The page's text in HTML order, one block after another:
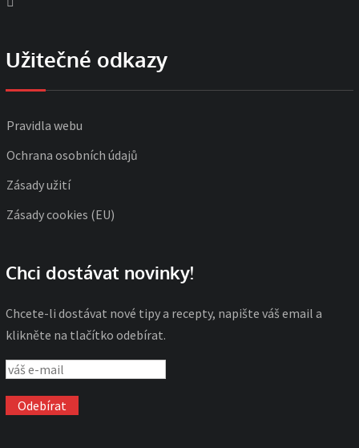
Užitečné odkazy
Pravidla webu
Ochrana osobních údajů
Zásady užití
Zásady cookies (EU)
Chci dostávat novinky!
Chcete-li dostávat nové tipy a recepty, napište váš email a
klikněte na tlačítko odebírat.